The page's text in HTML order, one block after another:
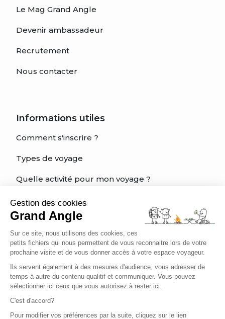
Gestion des cookies
Grand Angle
Sur ce site, nous utilisons des cookies, ces
petits fichiers qui nous permettent de vous reconnaitre lors de votre
prochaine visite et de vous donner accès à votre espace voyageur.
Ils servent également à des mesures d'audience, vous adresser de
temps à autre du contenu qualitif et communiquer. Vous pouvez
sélectionner ici ceux que vous autorisez à rester ici.
C'est d'accord?
Pour modifier vos préférences par la suite, cliquez sur le lien
Le Mag Grand Angle
Devenir ambassadeur
Recrutement
Nous contacter
Informations utiles
Comment s'inscrire ?
Types de voyage
Quelle activité pour mon voyage ?
Quel est mon niveau?
Charte éthique du voyageur
Être bien assuré
Français